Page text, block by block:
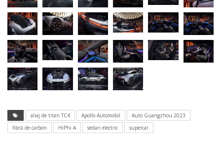
aliaj de titan TC4 Apollo Automobil
Auto Guangzhou 2023
fibră de carbon
HiPhi A sedan electric supercar